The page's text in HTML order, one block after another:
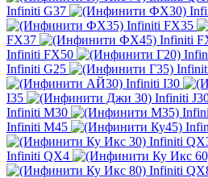
Infiniti G37
Infiniti FX35
FX37
Infiniti
Infiniti FX50
Infiniti G25
Infiniti I30
I35
Infiniti
Infiniti M30
Infiniti M45
Infiniti
Infiniti QX4
Infiniti